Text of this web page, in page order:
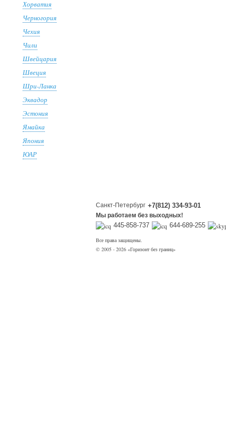
Хорватия
Черногория
Чехия
Чили
Швейцария
Швеция
Шри-Ланка
Эквадор
Эстония
Ямайка
Япония
ЮАР
Санкт-Петербург +7(812) 334-93-01
Мы работаем без выходных!
445-858-737 644-689-255
Все права защищены.
© 2005 - 2026 «Горизонт без границ»